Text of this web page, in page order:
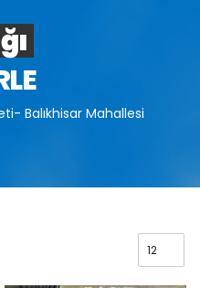
Balıkhisar Mahallesi